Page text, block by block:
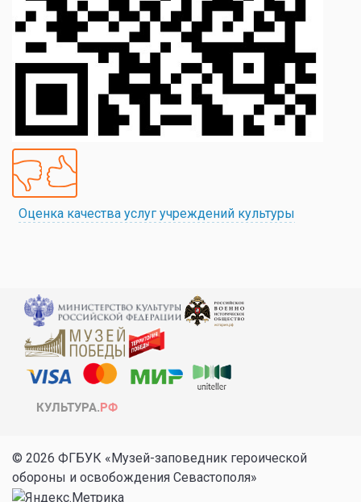
Оценка качества услуг учреждений культуры
© 2026 ФГБУК «Музей-заповедник героической
обороны и освобождения Севастополя»